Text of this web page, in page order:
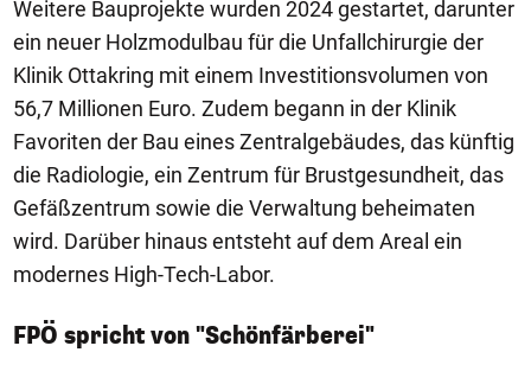
Weitere Bauprojekte wurden 2024 gestartet, darunter
ein neuer Holzmodulbau für die Unfallchirurgie der
Klinik Ottakring mit einem Investitionsvolumen von
56,7 Millionen Euro. Zudem begann in der Klinik
Favoriten der Bau eines Zentralgebäudes, das künftig
die Radiologie, ein Zentrum für Brustgesundheit, das
Gefäßzentrum sowie die Verwaltung beheimaten
wird. Darüber hinaus entsteht auf dem Areal ein
modernes High-Tech-Labor.
FPÖ spricht von "Schönfärberei"